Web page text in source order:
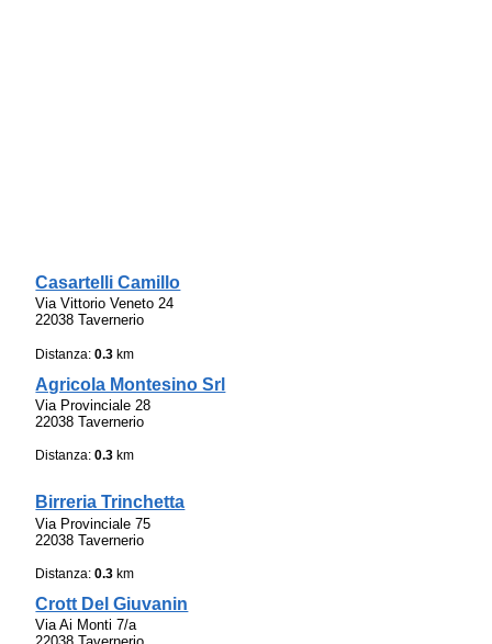
Casartelli Camillo
Via Vittorio Veneto 24
22038 Tavernerio
Distanza:0.3 km
Agricola Montesino Srl
Via Provinciale 28
22038 Tavernerio
Distanza:0.3 km
Birreria Trinchetta
Via Provinciale 75
22038 Tavernerio
Distanza:0.3 km
Crott Del Giuvanin
Via Ai Monti 7/a